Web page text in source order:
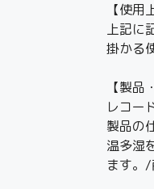
【使用
上記に
掛かる
【製品
レコー
製品の
温多湿
ます。/